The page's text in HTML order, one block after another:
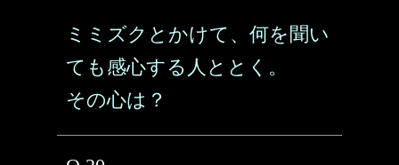
ミミズクとかけて、何を聞い
ても感心する人ととく。
その心は？